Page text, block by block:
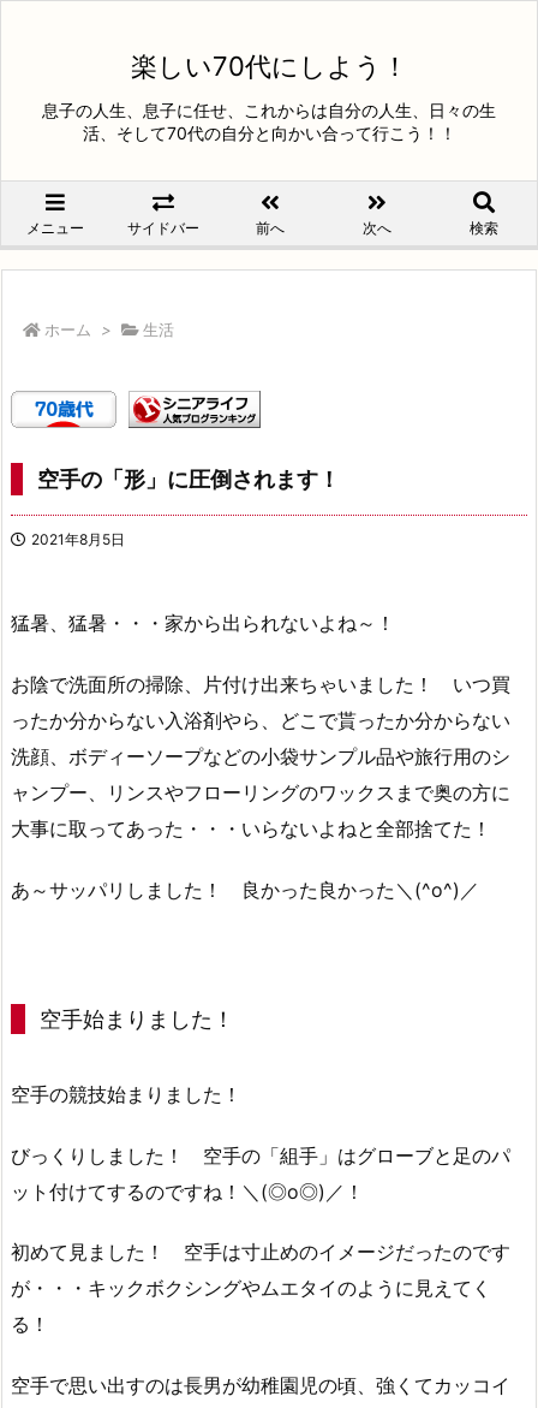
楽しい70代にしよう！
息子の人生、息子に任せ、これからは自分の人生、日々の生
活、そして70代の自分と向かい合って行こう！！
メニュー サイドバー 前へ 次へ 検索
ホーム > 生活
空手の「形」に圧倒されます！
2021年8月5日
猛暑、猛暑・・・家から出られないよね～！
お陰で洗面所の掃除、片付け出来ちゃいました！ いつ買
ったか分からない入浴剤やら、どこで貰ったか分からない
洗顔、ボディーソープなどの小袋サンプル品や旅行用のシ
ャンプー、リンスやフローリングのワックスまで奥の方に
大事に取ってあった・・・いらないよねと全部捨てた！
あ～サッパリしました！ 良かった良かった＼(^o^)／
空手始まりました！
空手の競技始まりました！
びっくりしました！ 空手の「組手」はグローブと足のパ
ット付けてするのですね！＼(◎o◎)／！
初めて見ました！ 空手は寸止めのイメージだったのです
が・・・キックボクシングやムエタイのように見えてく
る！
空手で思い出すのは長男が幼稚園児の頃、強くてカッコイ